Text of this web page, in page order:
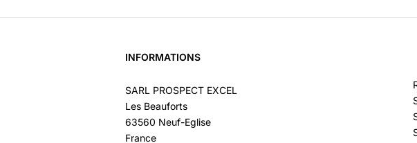
INFORMATIONS
SARL PROSPECT EXCEL
Les Beauforts
63560 Neuf-Eglise
France